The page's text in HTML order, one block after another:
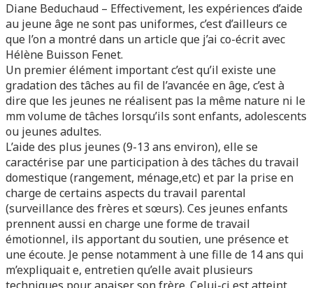
Diane Beduchaud – Effectivement, les expériences d’aide
au jeune âge ne sont pas uniformes, c’est d’ailleurs ce
que l’on a montré dans un article que j’ai co-écrit avec
Hélène Buisson Fenet.
Un premier élément important c’est qu’il existe une
gradation des tâches au fil de l’avancée en âge, c’est à
dire que les jeunes ne réalisent pas la même nature ni le
mm volume de tâches lorsqu’ils sont enfants, adolescents
ou jeunes adultes.
L’aide des plus jeunes (9-13 ans environ), elle se
caractérise par une participation à des tâches du travail
domestique (rangement, ménage,etc) et par la prise en
charge de certains aspects du travail parental
(surveillance des frères et sœurs). Ces jeunes enfants
prennent aussi en charge une forme de travail
émotionnel, ils apportant du soutien, une présence et
une écoute. Je pense notamment à une fille de 14 ans qui
m’expliquait e, entretien qu’elle avait plusieurs